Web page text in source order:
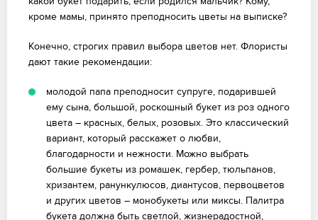
кроме мамы, принято преподносить цветы на выписке?
Конечно, строгих правил выбора цветов нет. Флористы
дают такие рекомендации:
молодой папа преподносит супруге, подарившей
ему сына, большой, роскошный букет из роз одного
цвета – красных, белых, розовых. Это классический
вариант, который расскажет о любви,
благодарности и нежности. Можно выбрать
большие букеты из ромашек, гербер, тюльпанов,
хризантем, ранункулюсов, диантусов, первоцветов
и других цветов – монобукеты или миксы. Палитра
букета должна быть светлой, жизнерадостной,